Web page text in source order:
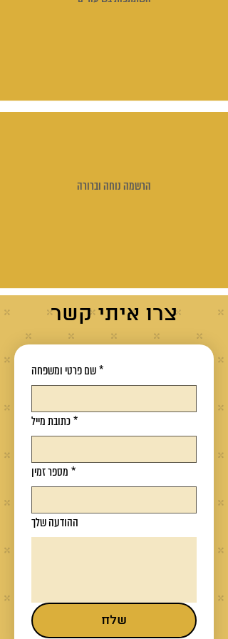
הרשמה נוחה וברורה
צרו איתי קשר
שם פרטי ומשפחה*
כתובת מייל*
מספר זמין *
ההודעה שלך
שלח